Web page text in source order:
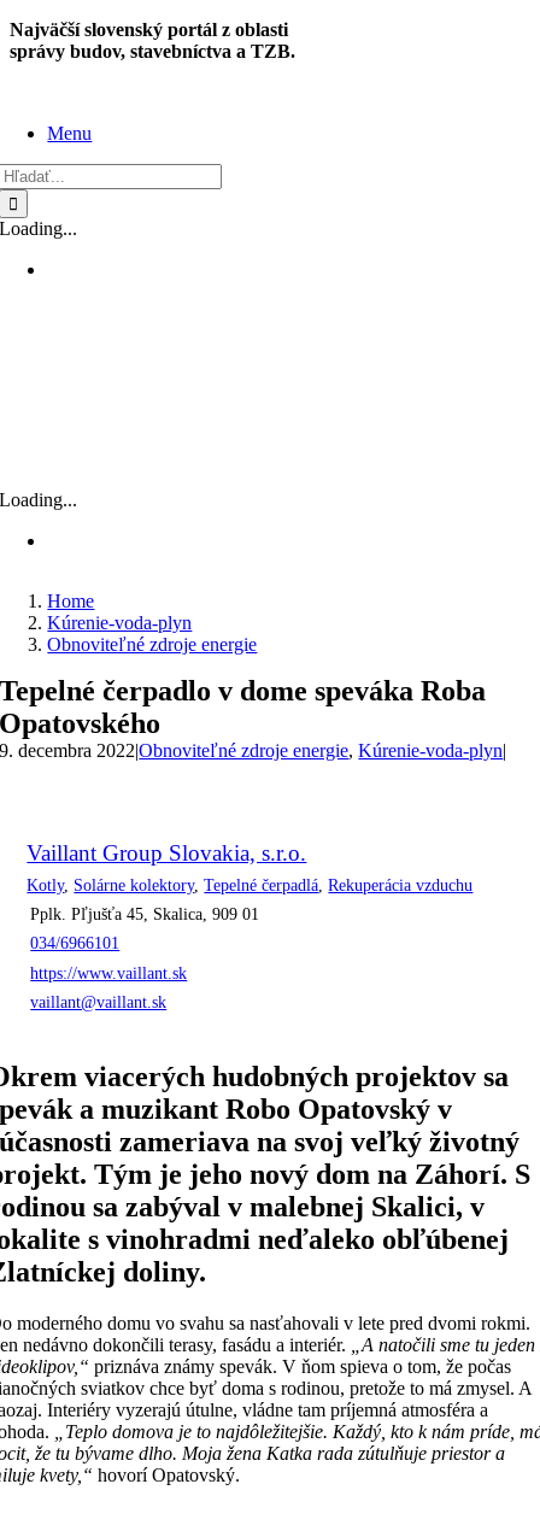
Skip
to
Najväčší slovenský portál z oblasti
správy budov, stavebníctva a TZB.
Menu
Loading...
Loading...
Home
Kúrenie-voda-plyn
Obnoviteľné zdroje energie
Tepelné čerpadlo v dome speváka Roba
Opatovského
9. decembra 2022|Obnoviteľné zdroje energie,Kúrenie-voda-plyn|
Vaillant Group Slovakia, s.r.o.
Kotly, Solárne kolektory,Tepelné čerpadlá ,Rekuperácia vzduchu
Pplk. Pľjušťa 45, Skalica, 909 01
034/6966101
https://www.vaillant.sk
vaillant@vaillant.sk
viacerých hudobných projektov sa
a muzikant Robo Opatovský v
zameriava na svoj veľký životný
Tým je jeho nový dom na Záhorí. S
sa zabýval v malebnej Skalici, v
s vinohradmi neďaleko obľúbenej
doliny.
moderného domu vo svahu sa nasťahovali v lete pred dvomi rokmi.
nedávno dokončili terasy, fasádu a interiér.
„A natočili sme tu jeden
priznáva známy spevák. V ňom spieva o tom, že počas
sviatkov chce byť doma s rodinou, pretože to má zmysel. A
Interiéry vyzerajú útulne, vládne tam príjemná atmosféra a
„Teplo domova je to najdôležitejšie. Každý, kto k nám príde,
že tu bývame dlho. Moja žena Katka rada zútulňuje priestor a
kvety,“ hovorí Opatovský.